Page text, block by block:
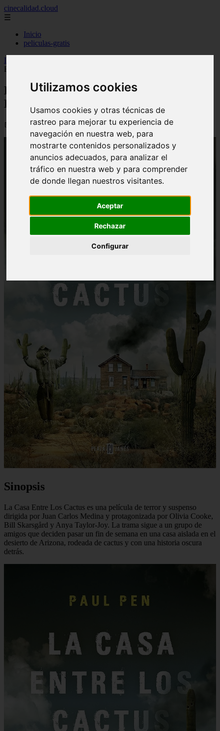
Utilizamos cookies
Usamos cookies y otras técnicas de
rastreo para mejorar tu experiencia de
navegación en nuestra web, para
mostrarte contenidos personalizados y
anuncios adecuados, para analizar el
tráfico en nuestra web y para comprender
de donde llegan nuestros visitantes.
Aceptar
Rechazar
Configurar
cinecalidad.cloud
☰
Inicio
peliculas-gratis
Inicio
Explicado
La Casa Entre Los Cactus ᐉ Final
Explicado
📅 13/02/2026
Sinopsis
La Casa Entre Los Cactus es una película de terror y suspenso
dirigida por Juan Carlos Medina y protagonizada por Olivia Cooke,
Bill Skarsgård y Anya Taylor-Joy. La trama sigue a un grupo de
amigos que deciden pasar un fin de semana en una casa aislada en el
desierto de Arizona, rodeada de cactus y con una historia oscura
detrás.